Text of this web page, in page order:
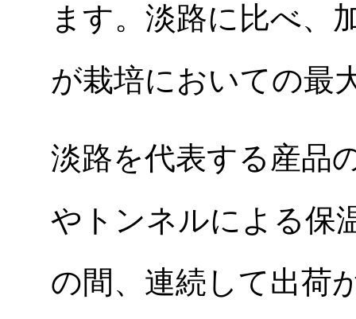
ます。淡路に比べ、
が栽培においての最
淡路を代表する産品
やトンネルによる保
の間、連続して出荷